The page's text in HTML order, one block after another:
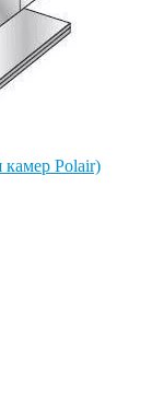
камер Polair)